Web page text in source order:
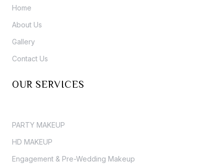
Home
About Us
Gallery
Contact Us
OUR SERVICES
PARTY MAKEUP
HD MAKEUP
Engagement & Pre-Wedding Makeup